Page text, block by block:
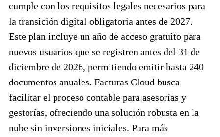
cumple con los requisitos legales necesarios para
la transición digital obligatoria antes de 2027.
Este plan incluye un año de acceso gratuito para
nuevos usuarios que se registren antes del 31 de
diciembre de 2026, permitiendo emitir hasta 240
documentos anuales. Facturas Cloud busca
facilitar el proceso contable para asesorías y
gestorías, ofreciendo una solución robusta en la
nube sin inversiones iniciales. Para más